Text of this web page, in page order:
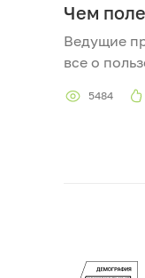
Чем
Ведущие
все о
5484